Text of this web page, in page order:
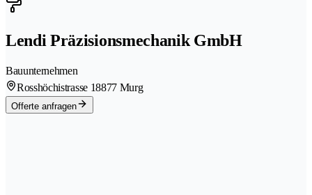
Lendi Präzisionsmechanik GmbH
Bauunternehmen
Rosshöchistrasse 18877 Murg
Offerte anfragen